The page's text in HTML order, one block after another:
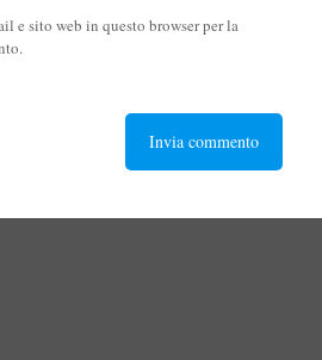
e sito web in questo browser per la